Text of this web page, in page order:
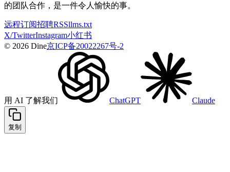
的团队合作，是一件令人愉快的事。
远程订阅招聘RSSllms.txt
X/TwitterInstagram小红书
© 2026 Dine京ICP备20022267号-2
用 AI 了解我们 ChatGPT Claude
复制